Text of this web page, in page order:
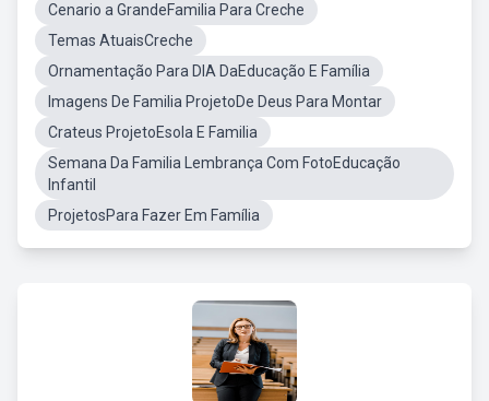
Cenario a GrandeFamilia Para Creche
Temas AtuaisCreche
Ornamentação Para DIA DaEducação E Família
Imagens De Familia ProjetoDe Deus Para Montar
Crateus ProjetoEsola E Familia
Semana Da Familia Lembrança Com FotoEducação
Infantil
ProjetosPara Fazer Em Família